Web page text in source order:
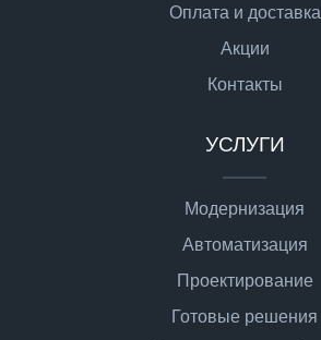
Оплата и доставка
Акции
Контакты
УСЛУГИ
Модернизация
Автоматизация
Проектирование
Готовые решения